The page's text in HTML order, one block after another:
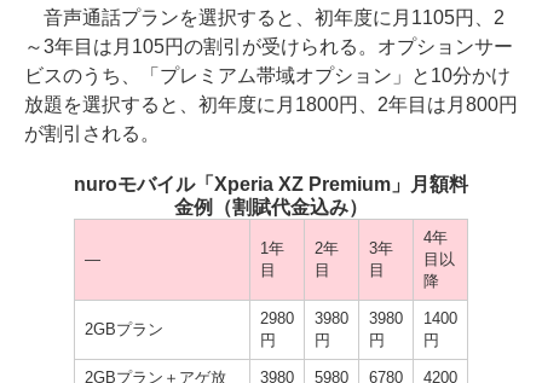
音声通話プランを選択すると、初年度に月1105円、2
～3年目は月105円の割引が受けられる。オプションサー
ビスのうち、「プレミアム帯域オプション」と10分かけ
放題を選択すると、初年度に月1800円、2年目は月800円
が割引される。
nuroモバイル「Xperia XZ Premium」月額料
金例（割賦代金込み）
―
1年
目
2年
目
3年
目
4年
目以
降
2GBプラン
2980
円
3980
円
3980
円
1400
円
2GBプラン＋アゲ放
3980
5980
6780
4200